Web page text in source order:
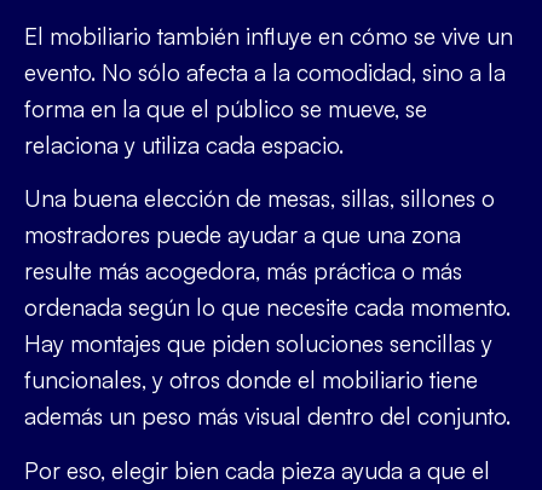
El mobiliario también influye en cómo se vive un
evento. No sólo afecta a la comodidad, sino a la
forma en la que el público se mueve, se
relaciona y utiliza cada espacio.
Una buena elección de mesas, sillas, sillones o
mostradores puede ayudar a que una zona
resulte más acogedora, más práctica o más
ordenada según lo que necesite cada momento.
Hay montajes que piden soluciones sencillas y
funcionales, y otros donde el mobiliario tiene
además un peso más visual dentro del conjunto.
Por eso, elegir bien cada pieza ayuda a que el